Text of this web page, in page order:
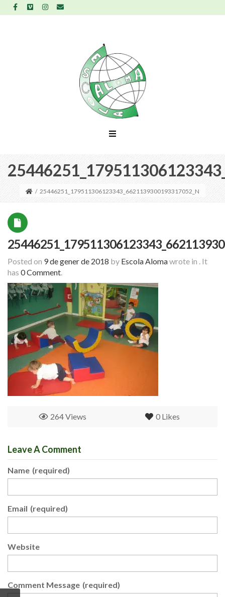
/ 25446251_179511306123343_6621139300193317052_N
Posted on 9 de gener de 2018 by Escola Alomawrote in . It
has 0 Comment.
0 Likes
264 Views
Leave A Comment
Name (required)
Email (required)
Website
Comment Message (required)